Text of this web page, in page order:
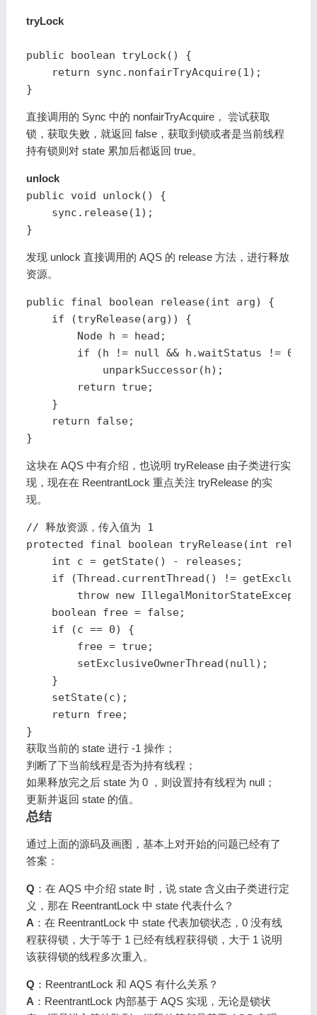
tryLock
public boolean tryLock() {
    return sync.nonfairTryAcquire(1);
}
直接调用的 Sync 中的 nonfairTryAcquire， 尝试获取
锁，获取失败，就返回 false，获取到锁或者是当前线程
持有锁则对 state 累加后都返回 true。
unlock
public void unlock() {
    sync.release(1);
}
发现 unlock 直接调用的 AQS 的 release 方法，进行释放
资源。
public final boolean release(int arg) {
    if (tryRelease(arg)) {
        Node h = head;
        if (h != null && h.waitStatus != 0)
            unparkSuccessor(h);
        return true;
    }
    return false;
}
这块在 AQS 中有介绍，也说明 tryRelease 由子类进行实
现，现在在 ReentrantLock 重点关注 tryRelease 的实
现。
// 释放资源，传入值为 1
protected final boolean tryRelease(int
    int c = getState() - releases;
if (Thread.currentThread() !=
throw new
    boolean free = false;
    if (c == 0) {
        free = true;
        setExclusiveOwnerThread(null);
    }
    setState(c);
    return free;
}
获取当前的 state 进行 -1 操作；
判断了下当前线程是否为持有线程；
如果释放完之后 state 为 0 ，则设置持有线程为 null；
更新并返回 state 的值。
总结
通过上面的源码及画图，基本上对开始的问题已经有了
答案：
Q ：在 AQS 中介绍 state 时，说 state 含义由子类进行定
义，那在 ReentrantLock 中 state 代表什么？
A ：在 ReentrantLock 中 state 代表加锁状态，0 没有线
程获得锁，大于等于 1 已经有线程获得锁，大于 1 说明
该获得锁的线程多次重入。
Q ：ReentrantLock 和 AQS 有什么关系？
A ：ReentrantLock 内部基于 AQS 实现，无论是锁状